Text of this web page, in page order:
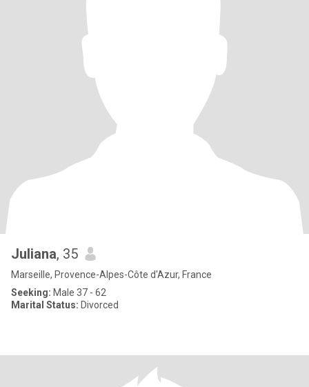
Juliana, 35
Marseille, Provence-Alpes-Côte d'Azur, France
Seeking: Male 37 - 62
Marital Status: Divorced